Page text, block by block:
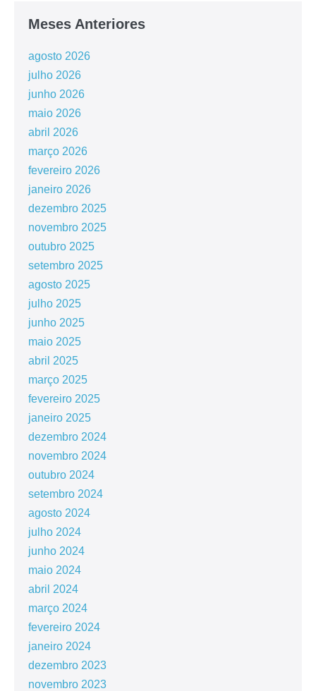
Meses Anteriores
agosto 2026
julho 2026
junho 2026
maio 2026
abril 2026
março 2026
fevereiro 2026
janeiro 2026
dezembro 2025
novembro 2025
outubro 2025
setembro 2025
agosto 2025
julho 2025
junho 2025
maio 2025
abril 2025
março 2025
fevereiro 2025
janeiro 2025
dezembro 2024
novembro 2024
outubro 2024
setembro 2024
agosto 2024
julho 2024
junho 2024
maio 2024
abril 2024
março 2024
fevereiro 2024
janeiro 2024
dezembro 2023
novembro 2023